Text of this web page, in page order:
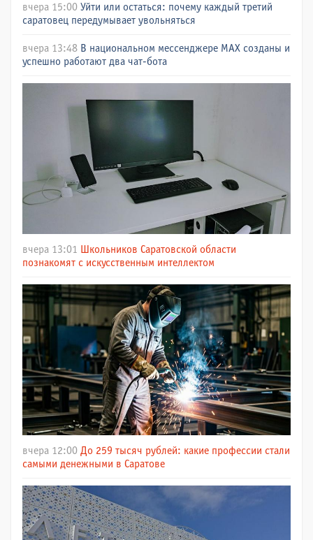
вчера 15:00 Уйти или остаться: почему каждый третий
саратовец передумывает увольняться
вчера 13:48 В национальном мессенджере МАХ созданы и
успешно работают два чат-бота
вчера 13:01 Школьников Саратовской области
познакомят с искусственным интеллектом
вчера 12:00 До 259 тысяч рублей: какие профессии стали
самыми денежными в Саратове